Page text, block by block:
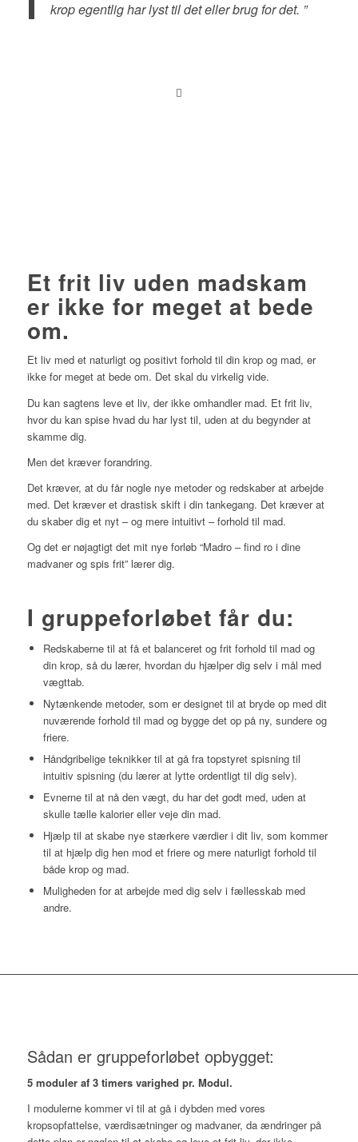
krop egentlig har lyst til det eller brug for det. ”
Et frit liv uden madskam
er ikke for meget at bede
om.
Et liv med et naturligt og positivt forhold til din krop og mad, er
ikke for meget at bede om. Det skal du virkelig vide.
Du kan sagtens leve et liv, der ikke omhandler mad. Et frit liv,
hvor du kan spise hvad du har lyst til, uden at du begynder at
skamme dig.
Men det kræver forandring.
Det kræver, at du får nogle nye metoder og redskaber at arbejde
med. Det kræver et drastisk skift i din tankegang. Det kræver at
du skaber dig et nyt – og mere intuitivt – forhold til mad.
Og det er nøjagtigt det mit nye forløb “Madro – find ro i dine
madvaner og spis frit” lærer dig.
I gruppeforløbet får du:
Redskaberne til at få et balanceret og frit forhold til mad og
din krop, så du lærer, hvordan du hjælper dig selv i mål med
vægttab.
Nytænkende metoder, som er designet til at bryde op med dit
nuværende forhold til mad og bygge det op på ny, sundere og
friere.
Håndgribelige teknikker til at gå fra topstyret spisning til
intuitiv spisning (du lærer at lytte ordentligt til dig selv).
Evnerne til at nå den vægt, du har det godt med, uden at
skulle tælle kalorier eller veje din mad.
Hjælp til at skabe nye stærkere værdier i dit liv, som kommer
til at hjælp dig hen mod et friere og mere naturligt forhold til
både krop og mad.
Muligheden for at arbejde med dig selv i fællesskab med
andre.
Sådan er gruppeforløbet opbygget:
5 moduler af 3 timers varighed pr. Modul.
I modulerne kommer vi til at gå i dybden med vores
kropsopfattelse, værdisætninger og madvaner, da ændringer på